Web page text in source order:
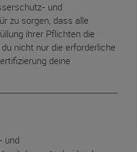
und
zu sorgen, dass alle
ihrer Pflichten die
nicht nur die erforderliche
deine
und